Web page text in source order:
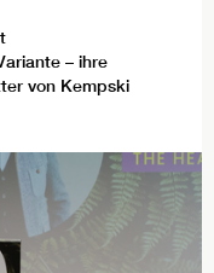
– ihre
von Kempski